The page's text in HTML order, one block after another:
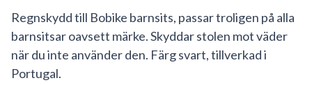
Regnskydd till Bobike barnsits, passar troligen på alla
barnsitsar oavsett märke. Skyddar stolen mot väder
när du inte använder den. Färg svart, tillverkad i
Portugal.